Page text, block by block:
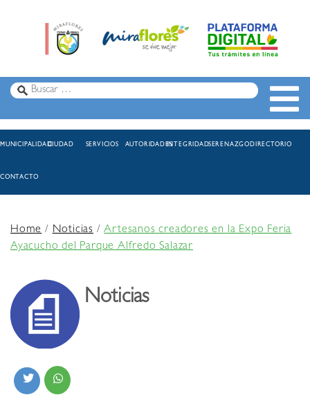
MUNICIPALIDADCIUDAD SERVICIOS AUTORIDADESINTEGRIDADSERENAZGODIRECTORIO
CONTACTO
Home/Noticias /Artesanos creadores en la Expo Feria
Ayacucho del Parque Alfredo Salazar
Noticias